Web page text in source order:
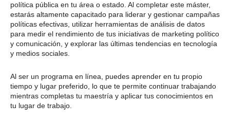
política pública en tu área o estado. Al completar este máster,
estarás altamente capacitado para liderar y gestionar campañas
políticas efectivas, utilizar herramientas de análisis de datos
para medir el rendimiento de tus iniciativas de marketing político
y comunicación, y explorar las últimas tendencias en tecnología
y medios sociales.
Al ser un programa en línea, puedes aprender en tu propio
tiempo y lugar preferido, lo que te permite continuar trabajando
mientras completas tu maestría y aplicar tus conocimientos en
tu lugar de trabajo.